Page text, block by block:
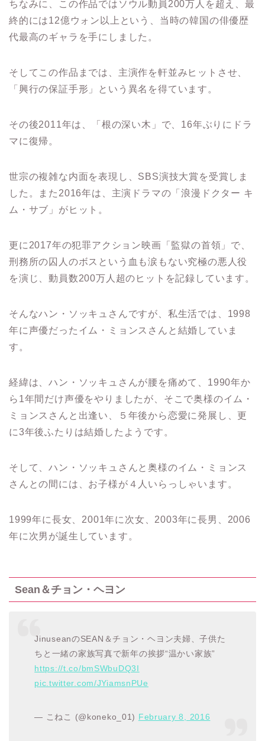
ちなみに、この作品ではソウル動員200万人を超え、最
終的には12億ウォン以上という、当時の韓国の俳優歴
代最高のギャラを手にしました。
そしてこの作品までは、主演作を軒並みヒットさせ、
「興行の保証手形」という異名を得ています。
その後2011年は、「根の深い木」で、16年ぶりにドラ
マに復帰。
世宗の複雑な内面を表現し、SBS演技大賞を受賞しま
した。また2016年は、主演ドラマの「浪漫ドクター キ
ム・サブ」がヒット。
更に2017年の犯罪アクション映画「 監獄の首領 」で、
刑務所の囚人のボスという血も涙もない究極の悪人役
を演じ、動員数200万人超のヒットを記録しています。
そんなハン・ソッキュさんですが、私生活では、1998
年に声優だったイム・ミョンスさんと結婚していま
す。
経緯は、ハン・ソッキュさんが腰を痛めて、1990年か
ら1年間だけ声優をやりましたが、そこで奥様のイム・
ミョンスさんと出逢い、５年後から恋愛に発展し、更
に3年後ふたりは結婚したようです。
そして、ハン・ソッキュさんと奥様のイム・ミョンス
さんとの間には、お子様が４人いらっしゃいます。
1999年に長女、2001年に次女、2003年に長男、2006
年に次男が誕生しています。
Sean＆チョン・ヘヨン
JinuseanのSEAN＆チョン・ヘヨン夫婦、子供た
ちと一緒の家族写真で新年の挨拶“温かい家族”
https://t.co/bmSWbuDQ3I
pic.twitter.com/JYiamsnPUe
— こねこ (@koneko_01) February 8, 2016